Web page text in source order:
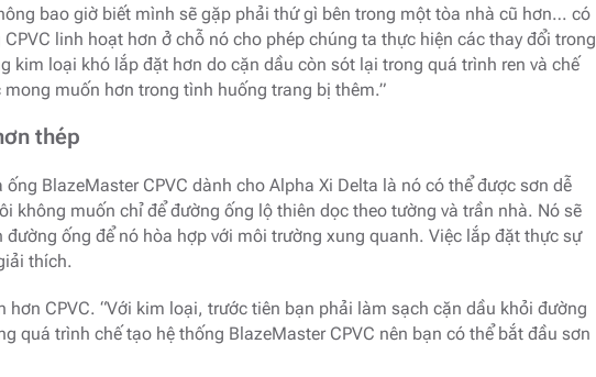
bao giờ biết mình sẽ gặp phải thứ gì bên trong một tòa nhà cũ hơn… có
linh hoạt hơn ở chỗ nó cho phép chúng ta thực hiện các thay đổi trong
kim loại khó lắp đặt hơn do cặn dầu còn sót lại trong quá trình ren và chế
muốn hơn trong tình huống trang bị thêm.”
thép
BlazeMaster CPVC dành cho Alpha Xi Delta là nó có thể được sơn dễ
không muốn chỉ để đường ống lộ thiên dọc theo tường và trần nhà. Nó sẽ
đường ống để nó hòa hợp với môi trường xung quanh. Việc lắp đặt thực sự
thích.
hơn CPVC. “Với kim loại, trước tiên bạn phải làm sạch cặn dầu khỏi đường
quá trình chế tạo hệ thống BlazeMaster CPVC nên bạn có thể bắt đầu sơn